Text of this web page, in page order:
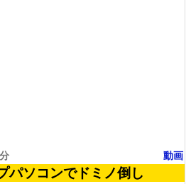
動画
パソコンでドミノ倒し